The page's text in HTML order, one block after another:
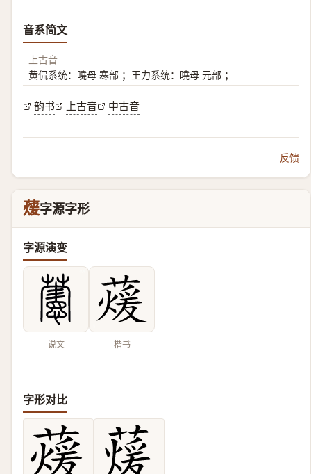
音系简文
上古音
黄侃系统：曉母 寒部 ；王力系统：曉母 元部 ；
韵书 上古音 中古音
反馈
蕿字源字形
字源演变
说文 楷书
字形对比